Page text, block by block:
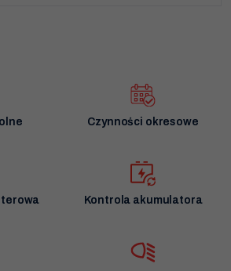
usług to zawsze nasz priorytet.
Czynności okresowe
Kontrola akumulatora